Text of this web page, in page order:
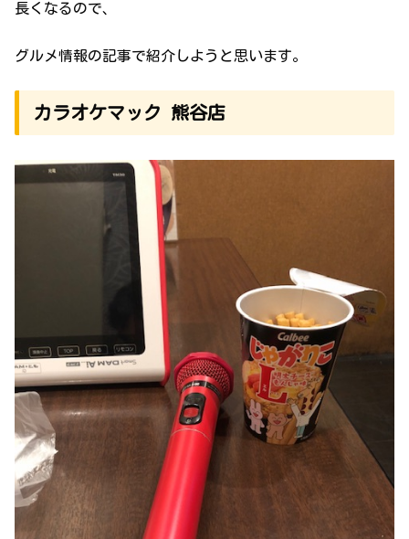
長くなるので、
グルメ情報の記事で紹介しようと思います。
カラオケマック 熊谷店